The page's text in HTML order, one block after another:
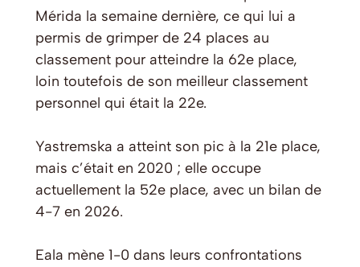
Mérida la semaine dernière, ce qui lui a
permis de grimper de 24 places au
classement pour atteindre la 62e place,
loin toutefois de son meilleur classement
personnel qui était la 22e.
Yastremska a atteint son pic à la 21e place,
mais c’était en 2020 ; elle occupe
actuellement la 52e place, avec un bilan de
4-7 en 2026.
Eala mène 1-0 dans leurs confrontations